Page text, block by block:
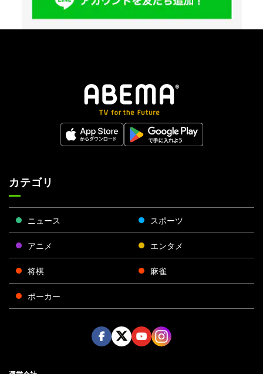
カテゴリ
ニュース スポーツ
アニメ エンタメ
将棋 麻雀
ポーカー